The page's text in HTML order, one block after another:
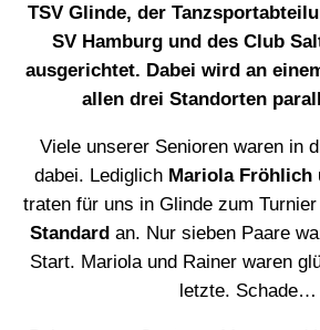
TSV Glinde, der
SV Hamburg und des Club
ausgerichtet. Dabei wird an
allen drei Standorten
Viele unserer Senioren waren in
dabei. Lediglich Mariola Fröhlich
traten für uns in Glinde zum
Standardan. Nur sieben Paare
Start. Mariola und Rainer waren
letzte. Schade…